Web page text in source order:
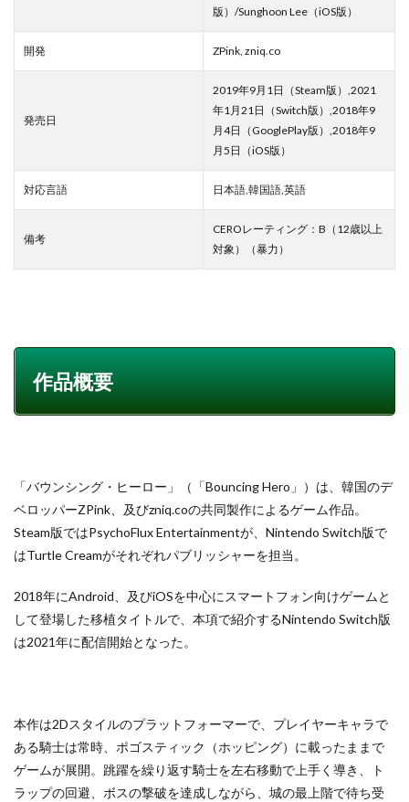
版）/Sunghoon Lee（iOS版）
開発 ZPink, zniq.co
発売日
2019年9月1日（Steam版）,2021
年1月21日（Switch版）,2018年9
月4日（GooglePlay版）,2018年9
月5日（iOS版）
対応言語 日本語,韓国語,英語
備考
CEROレーティング：B（12歳以上
対象）（暴力）
作品概要
「バウンシング・ヒーロー」（「Bouncing Hero」）は、韓国のデ
ベロッパーZPink、及びzniq.coの共同製作によるゲーム作品。
Steam版ではPsychoFlux Entertainmentが、Nintendo Switch版で
はTurtle Creamがそれぞれパブリッシャーを担当。
2018年にAndroid、及びiOSを中心にスマートフォン向けゲームと
して登場した移植タイトルで、本項で紹介するNintendo Switch版
は2021年に配信開始となった。
本作は2Dスタイルのプラットフォーマーで、プレイヤーキャラで
ある騎士は常時、ポゴスティック（ホッピング）に載ったままで
ゲームが展開。跳躍を繰り返す騎士を左右移動で上手く導き、ト
ラップの回避、ボスの撃破を達成しながら、城の最上階で待ち受